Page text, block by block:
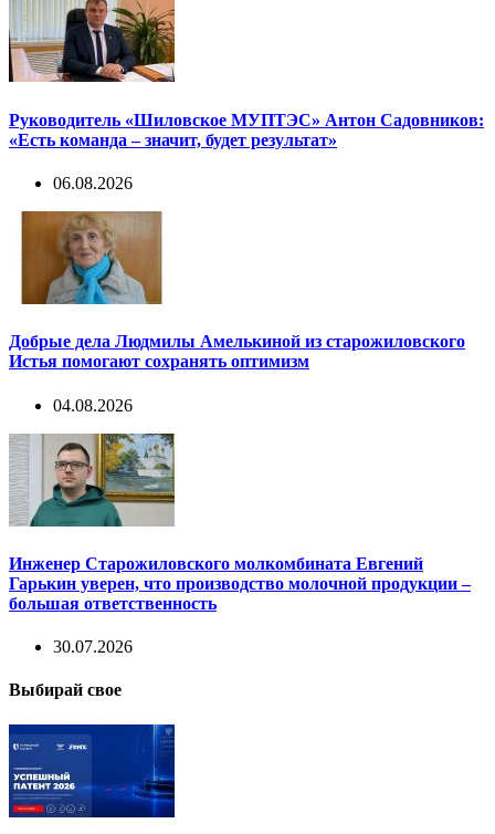
Руководитель «Шиловское МУПТЭС» Антон Садовников:
«Есть команда – значит, будет результат»
06.08.2026
Добрые дела Людмилы Амелькиной из старожиловского
Истья помогают сохранять оптимизм
04.08.2026
Инженер Старожиловского молкомбината Евгений
Гарькин уверен, что производство молочной продукции –
большая ответственность
30.07.2026
Выбирай свое